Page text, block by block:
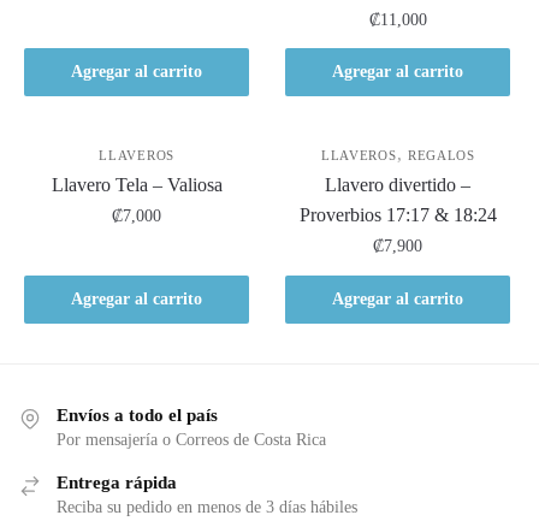
Agregar al carrito
₡11,000
Agregar al carrito
LLAVEROS
Llavero Tela – Valiosa
₡7,000
Agregar al carrito
LLAVEROS, REGALOS
Llavero divertido –
Proverbios 17:17 & 18:24
₡7,900
Agregar al carrito
Envíos a todo el país
Por mensajería o Correos de Costa Rica
Entrega rápida
Reciba su pedido en menos de 3 días hábiles